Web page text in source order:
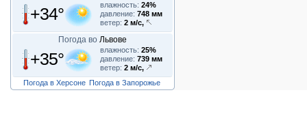
+34° влажность: 24%
давление: 748 мм
ветер: 2 м/с,
Погода во Львове
+35° влажность: 25%
давление: 739 мм
ветер: 2 м/с,
Погода в Херсоне Погода в Запорожье